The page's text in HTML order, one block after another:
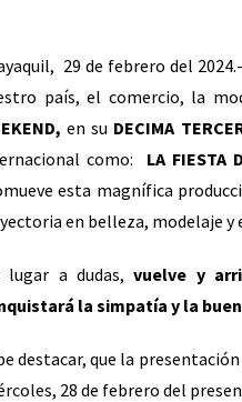
29 de febrero del 2024.-
país, el comercio, la
en su DECIMA
como: LA FIESTA
esta magnífica
en belleza, modelaje y
lugar a dudas,vuelve y
la simpatía y la
destacar, que la
28 de febrero del